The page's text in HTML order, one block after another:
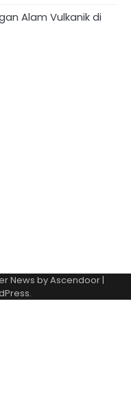
Alam Vulkanik di
News byAscendoor|
.